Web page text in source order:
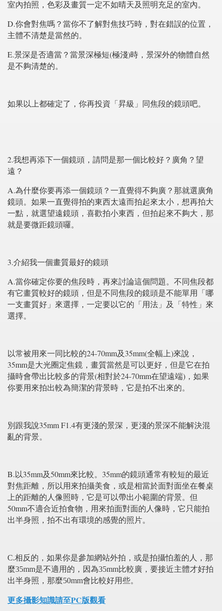
室內拍照，色彩及畫質一定不如晴天及照明充足的室內。
D.你會對焦嗎？當你不了解對焦技巧時，對在錯誤的位置，
主體不清楚是當然的。
E.景深是否適當？當景深極短(極淺)時，景深外的物體自然
是不夠清楚的。
如果以上都確定了，你再投資「昇級」同焦段的鏡頭吧。
2.我想再添下一個鏡頭，請問是那一個比較好？廣角？望
遠？
A.為什麼你要再添一個鏡頭？一直覺得不夠廣？那就選廣角
鏡頭。如果一直覺得拍的東西太遠而拍起來太小，想再拍大
一點，就選望遠鏡頭，喜歡拍小東西，但拍起來不夠大，那
就是要微距鏡頭囉。
3.介紹我一個畫質最好的鏡頭
A.當你確定你要的焦段時，再來討論這個問題。不同焦段都
有它畫質較好的鏡頭，但是不同焦段的鏡頭是不能單用「哪
一支畫質好」來選擇，一定要以它的「用法」及「特性」來
選擇。
以常被用來一同比較的24-70mm及 35mm(全幅上)來說，
35mm是大光圈定焦鏡，畫質當然是可以更好，但是它在拍
攝時會帶出比較多的背景(相對於24-70mm在望遠端) ，如果
你要用來拍出較為簡潔的背景時，它是拍不出來的。
別跟我說35mm F1.4有更淺的景深，更淺的景深不能解決混
亂的背景。
B. 以35mm及50mm來比較。 35mm的鏡頭通常有較短的最近
對焦距離，所以用來拍攝美食，或是相當於面對面坐在餐桌
上的距離的人像照時，它是可以帶出小範圍的背景。但
50mm不適合近拍食物，用來拍面對面的人像時，它只能拍
出半身照，拍不出有環境的感覺的照片。
C.相反的，如果你是參加網站外拍，或是拍攝怕羞的人，那
麼35mm是不適用的，因為35mm比較廣，要接近主體才好拍
出半身照，那麼50mm會比較好用些。
更多攝影知識請至PC版觀看